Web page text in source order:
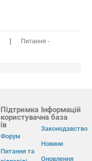
|
Питання -
Підтримка
користувач
ів
Форум
Питання та
Інформацій
на база
Законодавство
Новини
Оновлення